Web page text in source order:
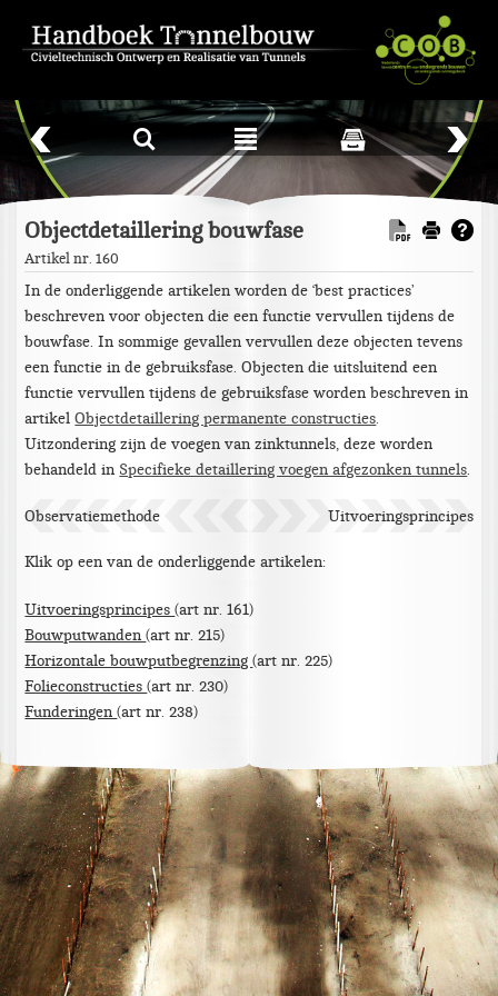
L ²
Objectdetaillering bouwfase
Artikel nr. 160
In de onderliggende artikelen worden de ‘best practices’
beschreven voor objecten die een functie vervullen tijdens de
bouwfase. In sommige gevallen vervullen deze objecten tevens
een functie in de gebruiksfase. Objecten die uitsluitend een
functie vervullen tijdens de gebruiksfase worden beschreven in
artikelObjectdetaillering permanente constructies.
Uitzondering zijn de voegen van zinktunnels, deze worden
behandeld in Specifieke detaillering voegen afgezonken tunnels.
Observatiemethode Uitvoeringsprincipes
Klik op een van de onderliggende artikelen:
Uitvoeringsprincipes(art nr. 161)
Bouwputwanden(art nr. 215)
Horizontale bouwputbegrenzing(art nr. 225)
Folieconstructies(art nr. 230)
Funderingen(art nr. 238)